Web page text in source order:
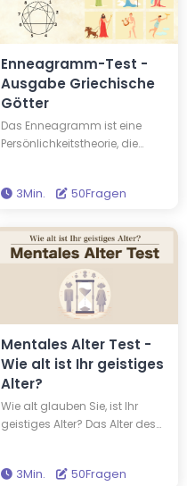
Enneagramm-Test -
Ausgabe Griechische
Götter
Das Enneagramm ist eine
Persönlichkeitstheorie, die
machen, erfahren Sie Ihren
welcher griechische Gott
denselben Persönlichkeitstyp
hat wie Sie. Der Test bietet
Ihnen Einsichten, um Ihr Leben
bereichernder zu gestalten.
3Min. 50Fragen
Mentales Alter Test -
Wie alt ist Ihr geistiges
Alter?
Wie alt glauben Sie, ist Ihr
geistiges Alter? Das Alter des
reifer oder kindlicher sein, als
3Min. 50Fragen